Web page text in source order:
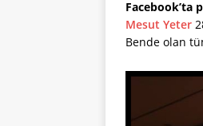
Facebook’ta
Mesut Yeter
Bende olan